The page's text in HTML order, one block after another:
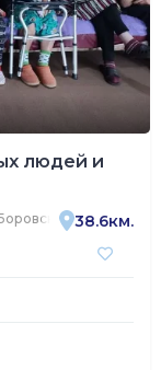
людей и
38.6км.